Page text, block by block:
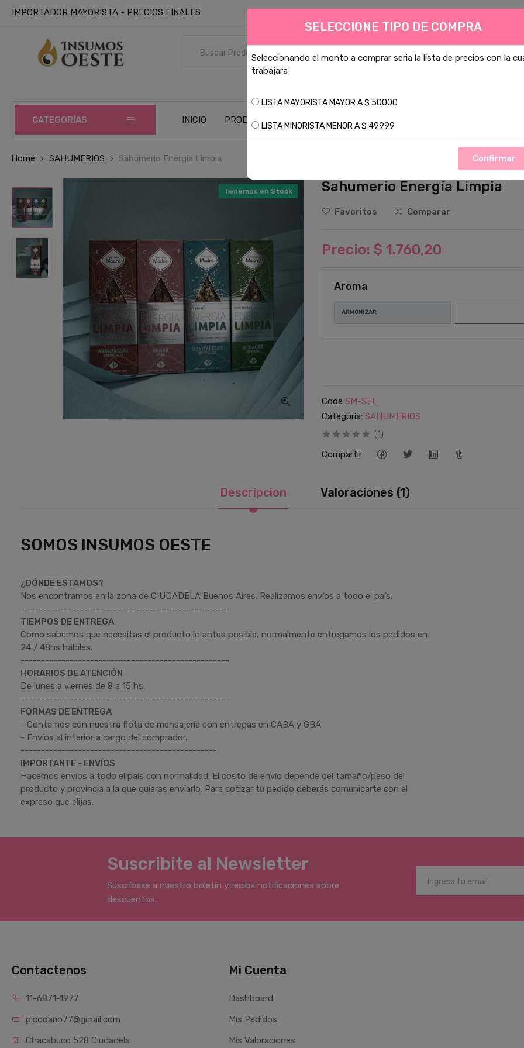
IMPORTADOR MAYORISTA - PRECIOS FINALES
Todas las
CATEGORÍAS INICIO PRODUCTOS
Home SAHUMERIOS Sahumerio Energía Limpia
Tenemos en Stock Sahumerio Energía Limpia
Favoritos Comparar
Precio: $ 1.760,20
Aroma
ARMONIZAR
Code SM-SEL
Categoría: SAHUMERIOS
(1)
Compartir
Descripcion Valoraciones (1)
SOMOS INSUMOS OESTE
¿DÓNDE ESTAMOS?
Nos encontramos en la zona de CIUDADELA Buenos Aires. Realizamos envíos a todo el país.
---------------------------------------------------
TIEMPOS DE ENTREGA
Como sabemos que necesitas el producto lo antes posible, normalmente entregamos los pedidos en
24 / 48hs habiles.
---------------------------------------------------
HORARIOS DE ATENCIÓN
De lunes a viernes de 8 a 15 hs.
---------------------------------------------------
FORMAS DE ENTREGA
- Contamos con nuestra flota de mensajería con entregas en CABA y GBA.
- Envíos al interior a cargo del comprador.
------------------------------------------------
IMPORTANTE - ENVÍOS
Hacemos envíos a todo el país con normalidad. El costo de envío depende del tamaño/peso del
producto y provincia a la que quieras enviarlo. Para cotizar tu pedido deberás comunicarte con el
expreso que elijas.
Suscribite al Newsletter
Suscríbase a nuestro boletín y reciba notificaciones sobre
descuentos.
Contactenos
11-6871-1977
picodario77@gmail.com
Chacabuco 528 Ciudadela
Mi Cuenta
Dashboard
Mis Pedidos
Mis Valoraciones
SELECCIONE TIPO DE COMPRA
Seleccionando el monto a comprar seria la lista de precios con la
trabajara
LISTA MAYORISTA MAYOR A $ 50000
LISTA MINORISTA MENOR A $ 49999
Confirmar